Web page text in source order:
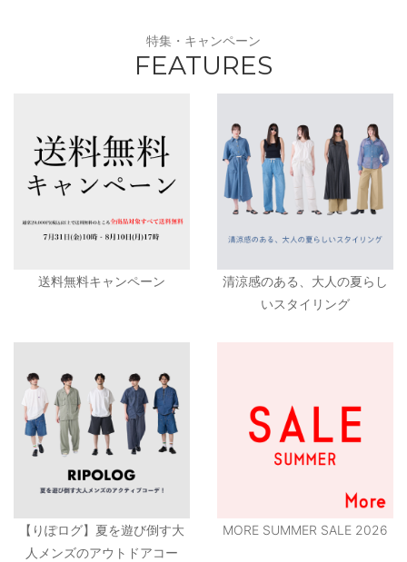
特集・キャンペーン
FEATURES
送料無料キャンペーン
清涼感のある、大人の夏らし
いスタイリング
【りぽログ】夏を遊び倒す大
人メンズのアウトドアコー
MORE SUMMER SALE 2026